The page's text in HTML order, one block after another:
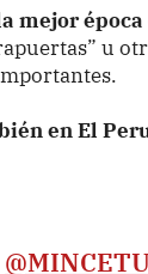
mejor
u
en El